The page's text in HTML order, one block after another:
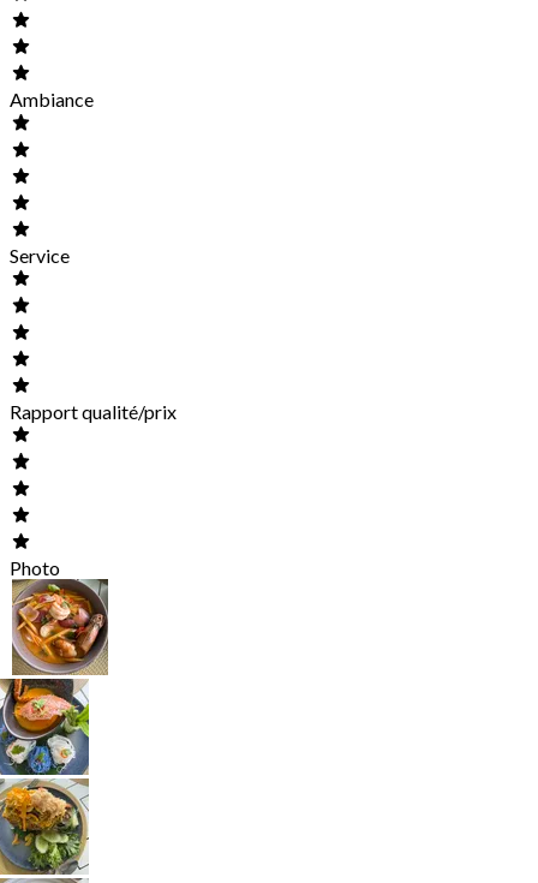
Ambiance
Service
Rapport qualité/prix
Photo